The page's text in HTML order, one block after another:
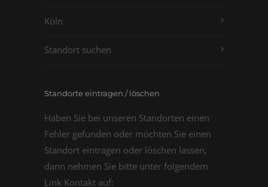
Köln
Standort suchen
Standorte eintragen / löschen
Haben Sie bei unseren Standorten einen
Fehler gefunden oder möchten Sie einen
Standort eintragen oder löschen lassen,
dann nehmen Sie bitte unter folgendem
Link Kontakt auf: